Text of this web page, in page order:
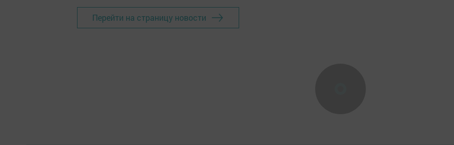
Перейти на страницу новости